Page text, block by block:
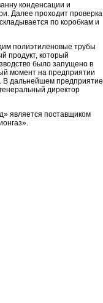
конденсации и
Далее проходит проверка
по коробкам и
полиэтиленовые трубы
продукт, который
было запущено в
момент на предприятии
В дальнейшем предприятие
директор
является поставщиком